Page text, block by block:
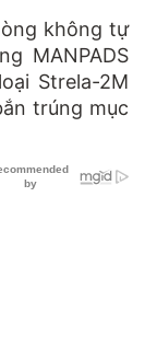
không tự
MANPADS
Strela-2M
trúng mục